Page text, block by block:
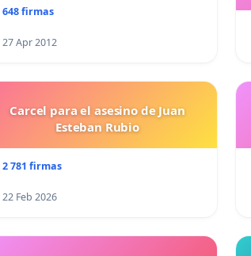
648 firmas
27 Apr 2012
Carcel para el asesino de Juan
Esteban Rubio
2 781 firmas
22 Feb 2026